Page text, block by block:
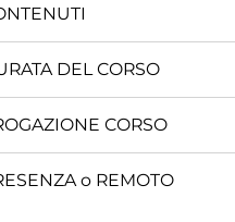
DEL CORSO
CORSO
o REMOTO